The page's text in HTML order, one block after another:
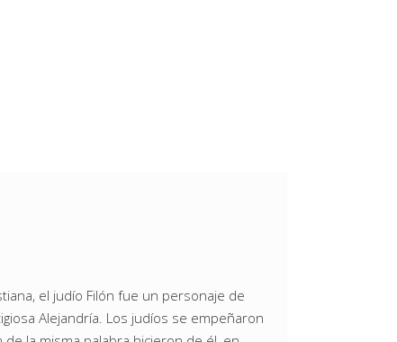
el judío Filón fue un personaje de
Alejandría. Los judíos se empeñaron